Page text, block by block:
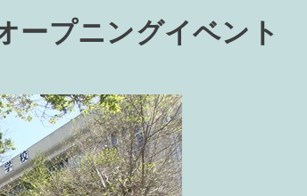
ープニングイベント